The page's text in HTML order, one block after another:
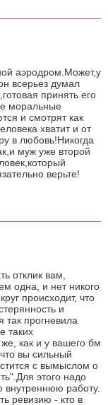
аэродром.Может,у
всерьез думал
принять его
моральные
и смотрят как
хватит и от
в любовь!Никогда
муж уже второй
верьте!
отклик вам,
одна, и нет никого
происходит, что
и
прогневила
таких
как и у вашего бм
вы сильный
с вымыслом о
этого надо
внутреннюю работу.
ревизию - кто в